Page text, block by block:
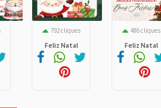
792 cliques
Feliz Natal
486 cliques
Feliz Natal